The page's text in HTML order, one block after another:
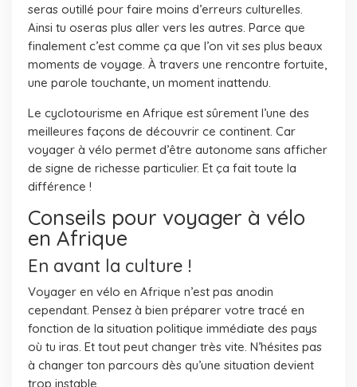
seras outillé pour faire moins d’erreurs culturelles.
Ainsi tu oseras plus aller vers les autres. Parce que
finalement c’est comme ça que l’on vit ses plus beaux
moments de voyage. À travers une rencontre fortuite,
une parole touchante, un moment inattendu.
Le cyclotourisme en Afrique est sûrement l’une des
meilleures façons de découvrir ce continent. Car
voyager à vélo permet d’être autonome sans afficher
de signe de richesse particulier. Et ça fait toute la
différence !
Conseils pour voyager à vélo
en Afrique
En avant la culture !
Voyager en vélo en Afrique n’est pas anodin
cependant. Pensez à bien préparer votre tracé en
fonction de la situation politique immédiate des pays
où tu iras. Et tout peut changer très vite. N’hésites pas
à changer ton parcours dès qu’une situation devient
trop instable.